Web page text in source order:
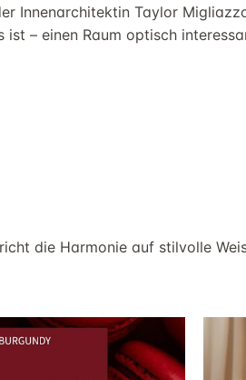
Innenarchitektin Taylor
– einen Raum optisch
die Harmonie auf stilvolle